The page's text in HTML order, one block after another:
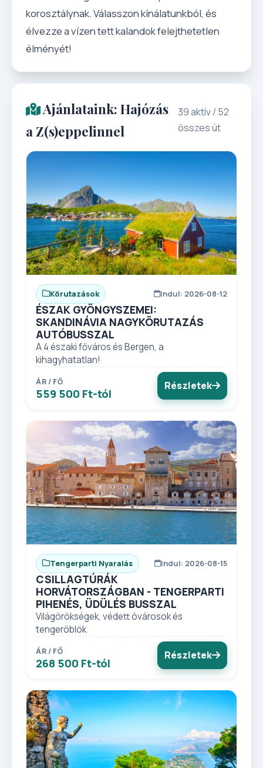
korosztálynak. Válasszon kínálatunkból, és
élvezze a vízen tett kalandok felejthetetlen
élményét!
Ajánlataink: Hajózás
a Z(s)eppelinnel
39 aktív / 52
összes út
Körutazások Indul: 2026-08-12
ÉSZAK GYÖNGYSZEMEI:
SKANDINÁVIA NAGYKÖRUTAZÁS
AUTÓBUSSZAL
A 4 északi főváros és Bergen, a
kihagyhatatlan!
ÁR / FŐ
559 500 Ft-tól
Részletek
Tengerparti Nyaralás Indul: 2026-08-15
CSILLAGTÚRÁK
HORVÁTORSZÁGBAN - TENGERPARTI
PIHENÉS, ÜDÜLÉS BUSSZAL
Világörökségek, védett óvárosok és
tengeröblök
ÁR / FŐ
268 500 Ft-tól
Részletek